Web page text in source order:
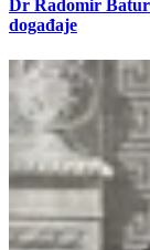
Dr Radomir
događaje